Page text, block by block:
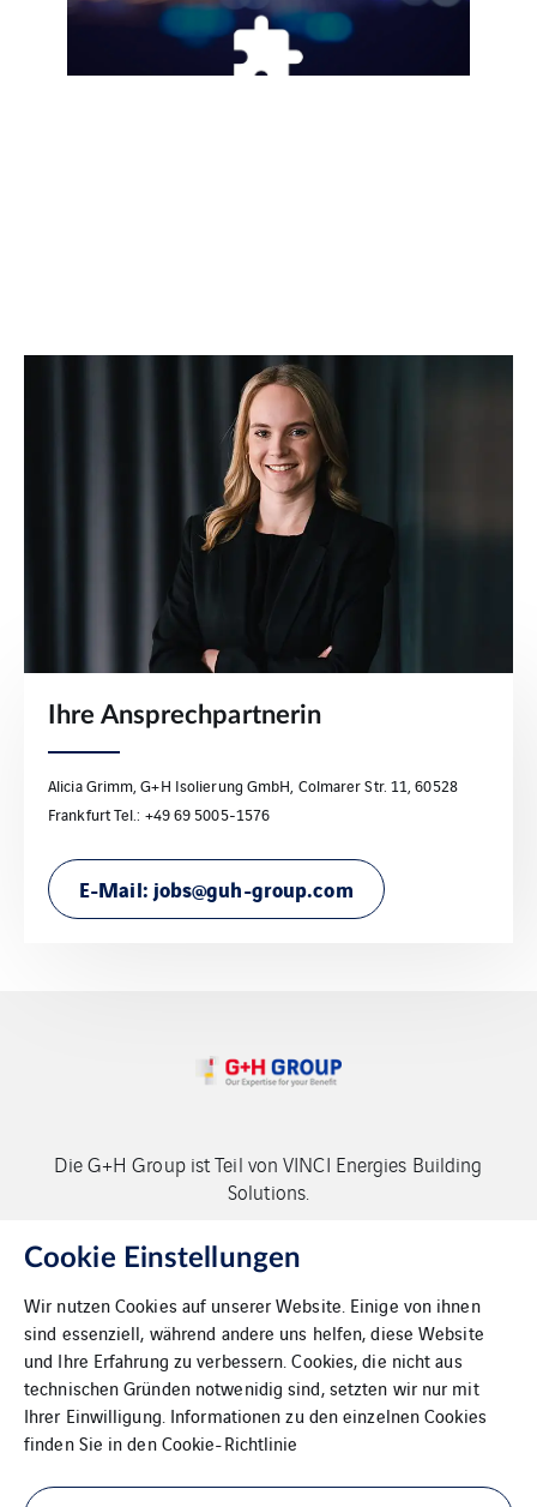
Ihre Ansprechpartnerin
Alicia Grimm, G+H Isolierung GmbH, Colmarer Str. 11, 60528
Frankfurt Tel.: +49 69 5005-1576
E-Mail: jobs@guh-group.com
Die G+H Group ist Teil von VINCI Energies Building
Solutions.
Copyright G+H Group
Kontakt
Datenschutz
Cookie Einstellungen
Wir nutzen Cookies auf unserer Website. Einige von ihnen
sind essenziell, während andere uns helfen, diese Website
und Ihre Erfahrung zu verbessern. Cookies, die nicht aus
technischen Gründen notwenidig sind, setzten wir nur mit
Ihrer Einwilligung. Informationen zu den einzelnen Cookies
finden Sie in denCookie-Richtlinie